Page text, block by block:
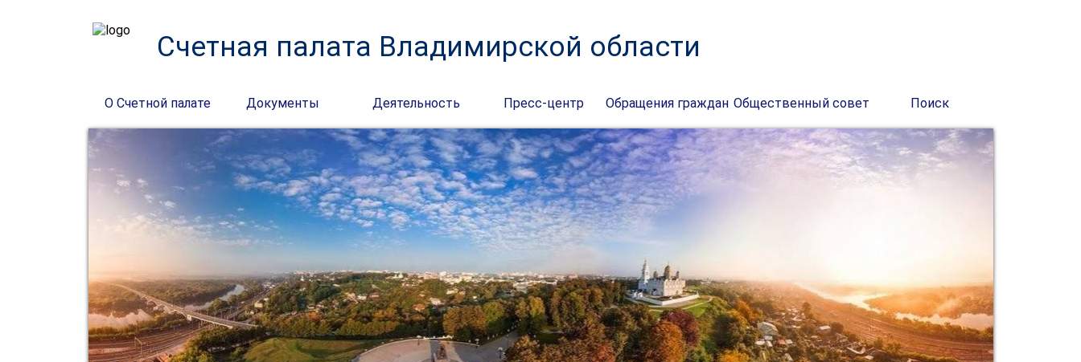
Счетная палата Владимирской области
О Счетной палате Документы Деятельность Пресс-центр Обращения граждан Общественный совет Поиск